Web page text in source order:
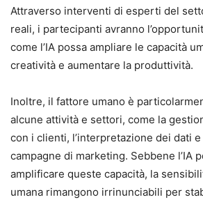
Attraverso interventi di esperti del
reali, i partecipanti avranno
come l’IA possa ampliare le capacità
creatività e aumentare la produttività.
Inoltre, il fattore umano è
alcune attività e settori, come la
con i clienti, l’interpretazione dei dati
campagne di marketing. Sebbene l’IA
amplificare queste capacità, la
umana rimangono irrinunciabili per